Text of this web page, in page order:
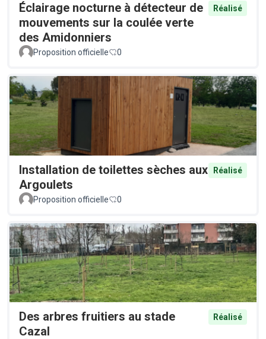
Éclairage nocturne à détecteur de
mouvements sur la coulée verte
des Amidonniers
Réalisé
Proposition officielle 0
Installation de toilettes sèches aux
Argoulets
Réalisé
Proposition officielle 0
Des arbres fruitiers au stade
Cazal
Réalisé